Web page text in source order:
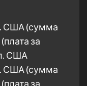
США (сумма
за
США
США (сумма
за